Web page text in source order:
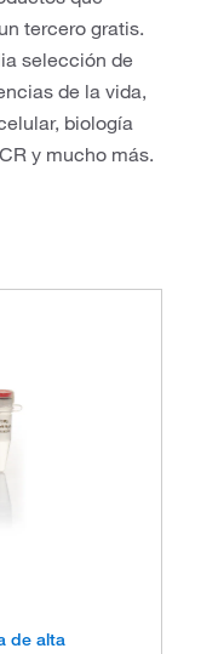
tercero gratis.
selección de
de la vida,
biología
y mucho más.
de alta